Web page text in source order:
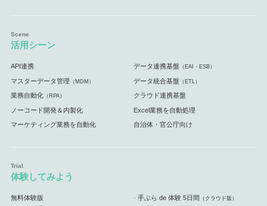
活用シーン
API連携 データ連携基盤 （EAI・ESB）
マスターデータ管理 （MDM） データ統合基盤 （ETL）
業務自動化（RPA） クラウド連携基盤
ノーコード開発＆内製化 Excel業務を自動処理
マーケティング業務を自動化 自治体・官公庁向け
体験してみよう
無料体験版 手ぶら de 体験 5日間 （クラウド版）